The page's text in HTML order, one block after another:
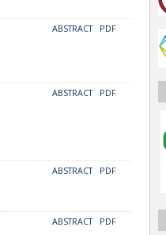
ABSTRACT PDF
ABSTRACT PDF
ABSTRACT PDF
ABSTRACT PDF